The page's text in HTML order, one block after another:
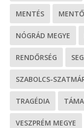
MENTÉS
NÓGRÁD MEGYE
RENDŐRSÉG
SZABOLCS-
TRAGÉDIA
VESZPRÉM MEGYE